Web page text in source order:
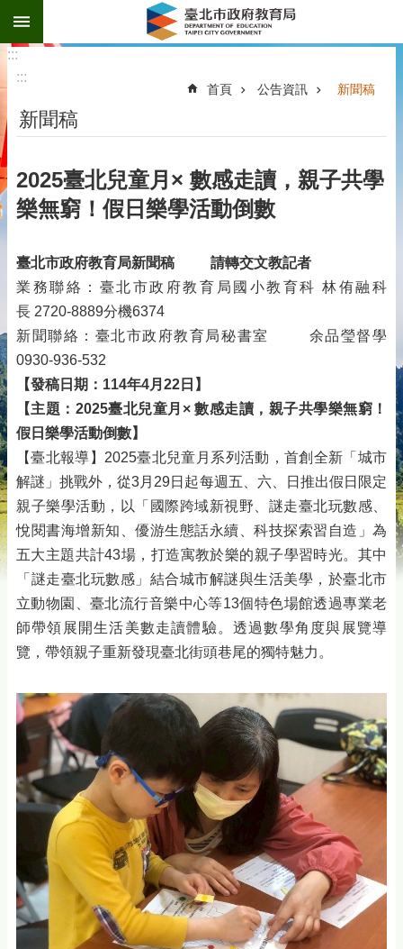
跳到主要內容區塊
:::
:::
首頁 公告資訊 新聞稿
新聞稿
2025臺北兒童月× 數感走讀，親子共學
樂無窮！假日樂學活動倒數
臺北市政府教育局新聞稿
請轉交文教記者
業務聯絡：臺北市政府教育局國小教育科 林侑融科
長 2720-8889分機6374
新聞聯絡：臺北市政府教育局秘書室 余品瑩督學
0930-936-532
【發稿日期：114年4月22日】
【主題：2025臺北兒童月× 數感走讀，親子共學樂無窮！
假日樂學活動倒數】
【臺北報導】2025臺北兒童月系列活動，首創全新「城市
解謎」挑戰外，從3月29日起每週五、六、日推出假日限定
親子樂學活動，以「國際跨域新視野、謎走臺北玩數感、
悅閱書海增新知、優游生態話永續、科技探索習自造」為
五大主題共計43場，打造寓教於樂的親子學習時光。其中
「謎走臺北玩數感」結合城市解謎與生活美學，於臺北市
立動物園、臺北流行音樂中心等13個特色場館透過專業老
師帶領展開生活美數走讀體驗。透過數學角度與展覽導
覽，帶領親子重新發現臺北街頭巷尾的獨特魅力。